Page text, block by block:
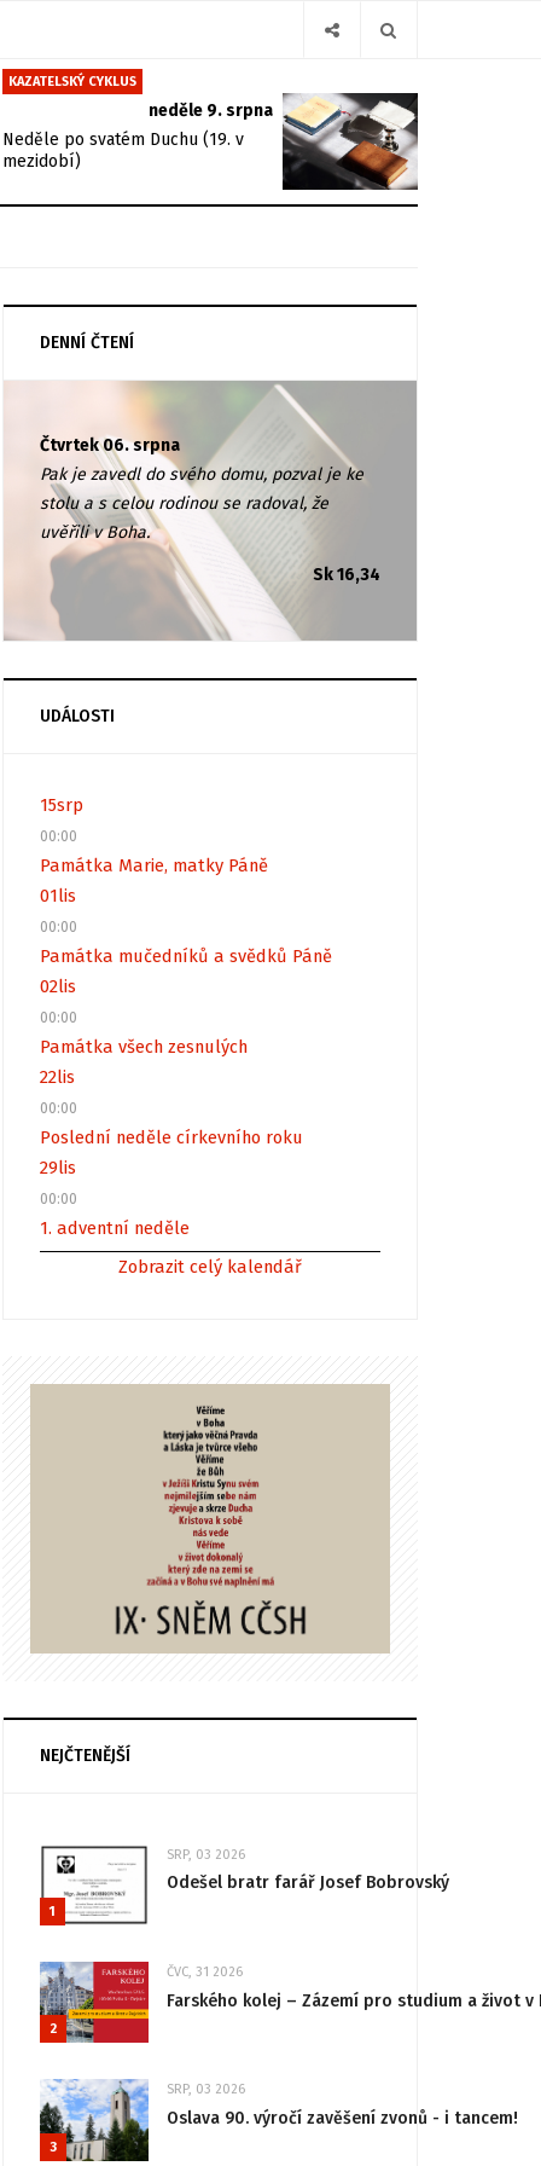
KAZATELSKÝ CYKLUS
neděle 9. srpna
Neděle po svatém Duchu (19. v
mezidobí)
DENNÍ ČTENÍ
Čtvrtek 06. srpna
Pak je zavedl do svého domu, pozval je ke
stolu a s celou rodinou se radoval, že
uvěřili v Boha.
Sk 16,34
UDÁLOSTI
15srp
00:00
Památka Marie, matky Páně
01lis
00:00
Památka mučedníků a svědků Páně
02lis
00:00
Památka všech zesnulých
22lis
00:00
Poslední neděle církevního roku
29lis
00:00
1. adventní neděle
Zobrazit celý kalendář
NEJČTENĚJŠÍ
1
SRP, 03 2026
Odešel bratr farář Josef Bobrovský
2
ČVC, 31 2026
Farského kolej – Zázemí pro studium a život v
3
SRP, 03 2026
Oslava 90. výročí zavěšení zvonů - i tancem!